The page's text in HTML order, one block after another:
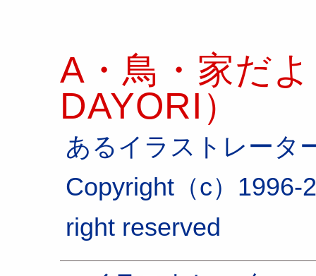
A・鳥・家だ
DAYORI）
あるイラストレータ
Copyright（c）
right reserved